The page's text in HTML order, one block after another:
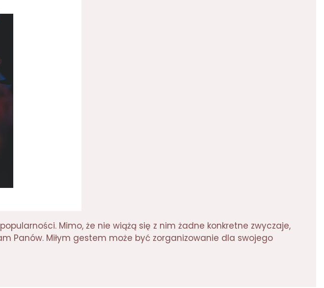
Mimo, że nie wiążą się z nim żadne konkretne zwyczaje,
Panów. Miłym gestem może być zorganizowanie dla swojego